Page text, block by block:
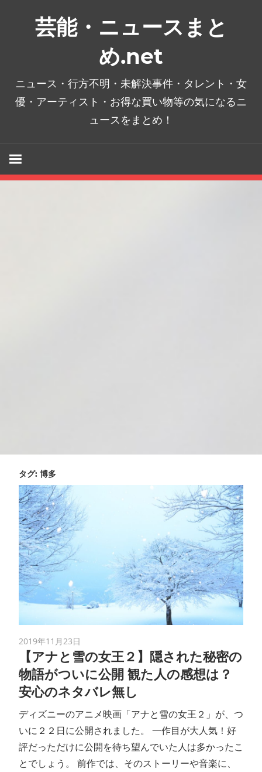
芸能・ニュースまと
め.net
ニュース・行方不明・未解決事件・タレント・女
優・アーティスト・お得な買い物等の気になるニ
ュースをまとめ！
タグ: 博多
2019年11月23日
【アナと雪の女王２】隠された秘密の
物語がついに公開 観た人の感想は？
安心のネタバレ無し
ディズニーのアニメ映画「アナと雪の女王２」が、つ
いに２２日に公開されました。 一作目が大人気！好
評だっただけに公開を待ち望んでいた人は多かったこ
とでしょう。 前作では、そのストーリーや音楽に、